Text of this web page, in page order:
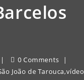
0 Comments
João de Tarouca,vídeo